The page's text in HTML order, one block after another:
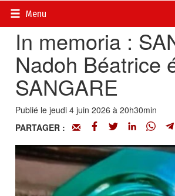
Menu
Accueil>
In memoria :
Nadoh Béatrice
SANGARE
Publié le jeudi 4 juin 2026 à 20h30min
PARTAGER :